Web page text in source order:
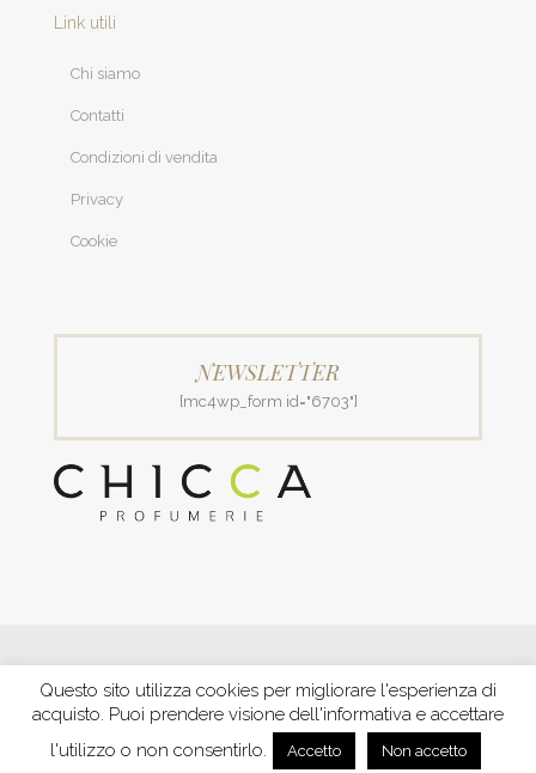
Link utili
Chi siamo
Contatti
Condizioni di vendita
Privacy
Cookie
NEWSLETTER
[mc4wp_form id="6703"]
C.F. PLVNPT51B44G157J P. IVA IT00426970422 |PRIVACY
Ecommerce by XBRAIN-Trasparenza aiuti e contributi
riconosciuti nel 2020
Questo sito utilizza cookies per migliorare l'esperienza di
acquisto. Puoi prendere visione dell'informativa e accettare
l'utilizzo o non consentirlo.
Accetto Non accetto